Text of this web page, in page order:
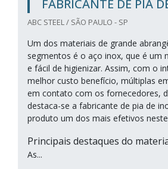
FABRICANTE DE PIA
ABC STEEL / SÃO PAULO - SP
Um dos materiais de grande
segmentos é o aço inox, que é um
e fácil de higienizar. Assim, com o
melhor custo benefício, múltiplas
em contato com os fornecedores,
destaca-se a fabricante de pia de
produto um dos mais efetivos
Principais destaques do
As...